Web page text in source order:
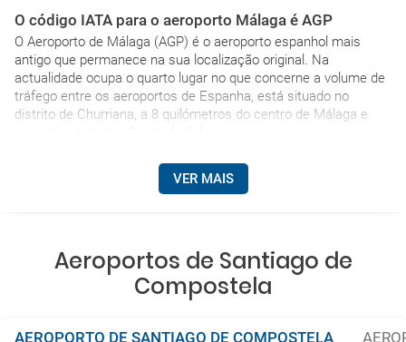
O código IATA para o aeroporto Málaga é AGP
O Aeroporto de Málaga (AGP) é o aeroporto espanhol mais
antigo que permanece na sua localização original. Na
actualidade ocupa o quarto lugar no que concerne a volume de
tráfego entre os aeroportos de Espanha, está situado no
distrito de Churriana, a 8 quilómetros do centro de Málaga e
VER MAIS
Aeroportos de Santiago de
Compostela
AEROPORTO DE SANTIAGO DE COMPOSTELA